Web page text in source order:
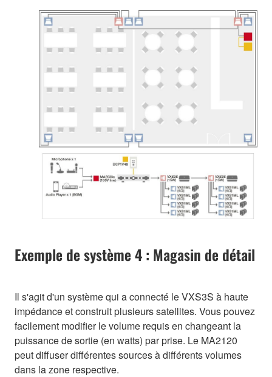
Exemple de système 4 : Magasin de détail
Il s'agit d'un système qui a connecté le VXS3S à haute
impédance et construit plusieurs satellites. Vous pouvez
facilement modifier le volume requis en changeant la
puissance de sortie (en watts) par prise. Le MA2120
peut diffuser différentes sources à différents volumes
dans la zone respective.